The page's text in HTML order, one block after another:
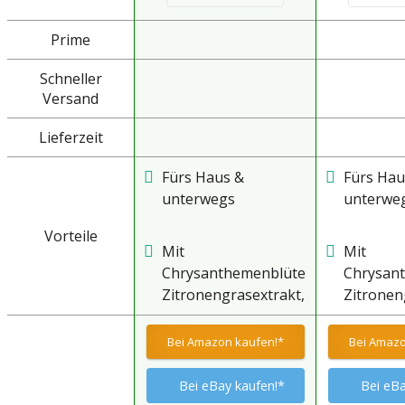
Prime
Schneller
Versand
Lieferzeit
Vorteile
Fürs Haus &
unterwegs
Mit
Chrysanthemenblüten-,
Zitronengrasextrakt,
Lavendelöl, Neemöl
und Eukalyptusöl
Fürs
Mit
und
Bei Amazon kaufen!*
Bei eBay kaufen!*
Bei
Bei